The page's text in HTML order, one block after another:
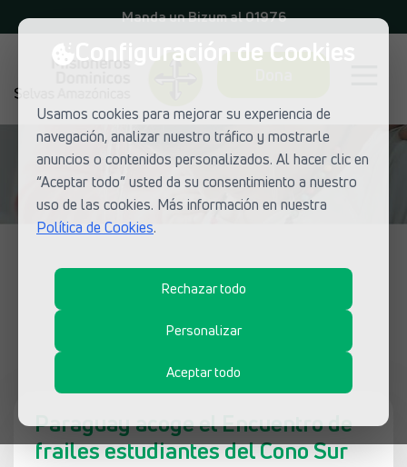
Configuración de Cookies
Usamos cookies para mejorar su experiencia de
navegación, analizar nuestro tráfico y mostrarle
anuncios o contenidos personalizados. Al hacer clic en
“Aceptar todo” usted da su consentimiento a nuestro
uso de las cookies. Más información en nuestra
Política de Cookies.
Rechazar todo
Personalizar
Aceptar todo
Manda un Bizum al 01976
¿Qué está pasando en las misiones
dominicas?
Paraguay acoge el Encuentro de
frailes estudiantes del Cono Sur